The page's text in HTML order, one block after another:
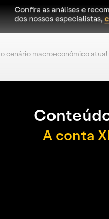
cenário macroeconômico
A conta